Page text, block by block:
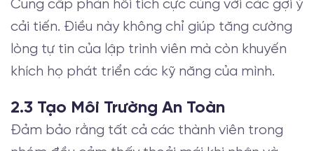
Cung cấp phản hồi tích cực cùng với các gợi ý
cải tiến. Điều này không chỉ giúp tăng cường
lòng tự tin của lập trình viên mà còn khuyến
khích họ phát triển các kỹ năng của mình.
2.3 Tạo Môi Trường An Toàn
Đảm bảo rằng tất cả các thành viên trong